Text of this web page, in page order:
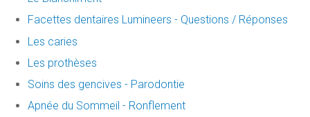
Facettes dentaires Lumineers - Questions / Réponses
Les caries
Les prothèses
Soins des gencives - Parodontie
Apnée du Sommeil - Ronflement